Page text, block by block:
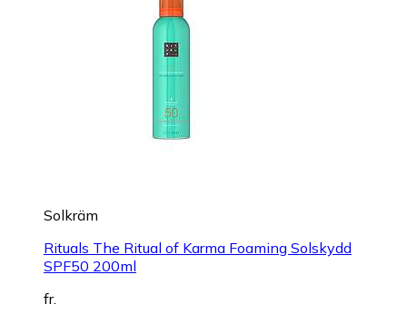
Solkräm
Rituals The Ritual of Karma Foaming Solskydd
SPF50 200ml
fr.